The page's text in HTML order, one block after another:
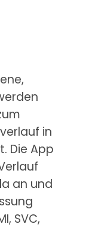
in
Die App
an und
SVC,